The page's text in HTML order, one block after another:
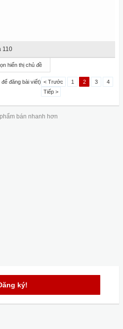
110
hiển thị chủ đề
đăng bài viết) < Trước 1 2 3
4
Tiếp >
bán nhanh hơn
ký!